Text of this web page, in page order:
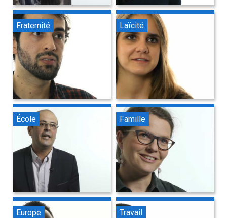
Fraternité Laïcité
École Famille
Europe Travail